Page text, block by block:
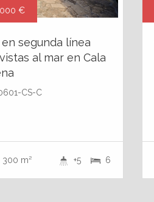
€
segunda línea
al mar en Cala
CS-C
300 m² 6
+5